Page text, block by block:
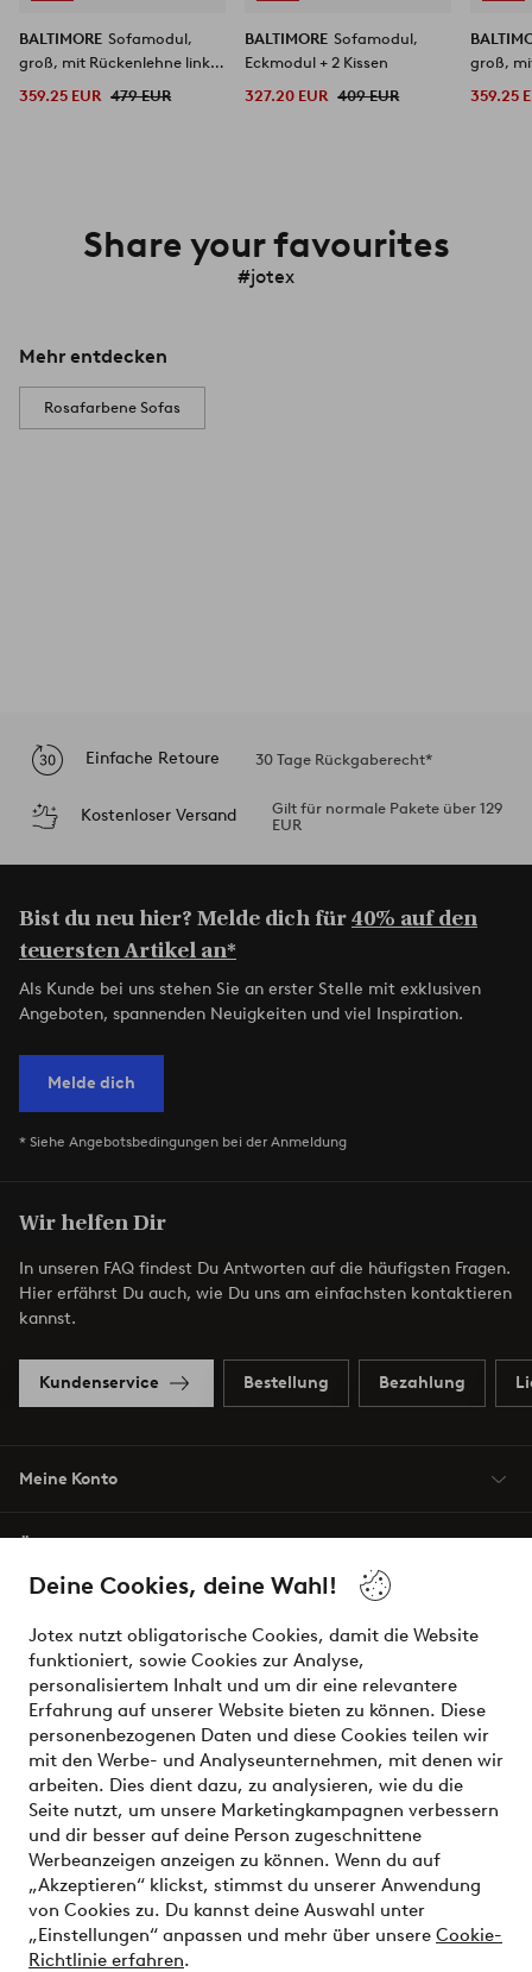
Deine Cookies, deine Wahl!
Jotex nutzt obligatorische Cookies, damit die Website
funktioniert, sowie Cookies zur Analyse,
personalisiertem Inhalt und um dir eine relevantere
Erfahrung auf unserer Website bieten zu können. Diese
personenbezogenen Daten und diese Cookies teilen wir
mit den Werbe- und Analyseunternehmen, mit denen wir
arbeiten. Dies dient dazu, zu analysieren, wie du die
Seite nutzt, um unsere Marketingkampagnen verbessern
und dir besser auf deine Person zugeschnittene
Werbeanzeigen anzeigen zu können. Wenn du auf
„Akzeptieren“ klickst, stimmst du unserer Anwendung
von Cookies zu. Du kannst deine Auswahl unter
„Einstellungen“ anpassen und mehr über unsere Cookie-
Richtlinie erfahren.
BALTIMORE Sofamodul,
groß, mit Rückenlehne links
359.25 EUR 479 EUR
BALTIMORE Sofamodul,
Eckmodul + 2 Kissen
327.20 EUR 409 EUR
groß,
359.25
Share your favourites
#jotex
Mehr entdecken
Rosafarbene Sofas
Einfache Retoure 30 Tage Rückgaberecht*
Kostenloser Versand
Gilt für normale Pakete über 129
EUR
Bist du neu hier? Melde dich für40% auf den
teuersten Artikel an*
Als Kunde bei uns stehen Sie an erster Stelle mit exklusiven
Angeboten, spannenden Neuigkeiten und viel Inspiration.
Melde dich
* Siehe Angebotsbedingungen bei der Anmeldung
Wir helfen Dir
In unseren FAQ findest Du Antworten auf die häufigsten Fragen.
Hier erfährst Du auch, wie Du uns am einfachsten kontaktieren
kannst.
Kundenservice Bestellung Bezahlung
Meine Konto
Bedingungen
Sichere Zahlungen - Jetzt bezahlen oder aufteilen
Möchtest du mehr über unsere
Zahlungsmöglichkeitenerfahren?